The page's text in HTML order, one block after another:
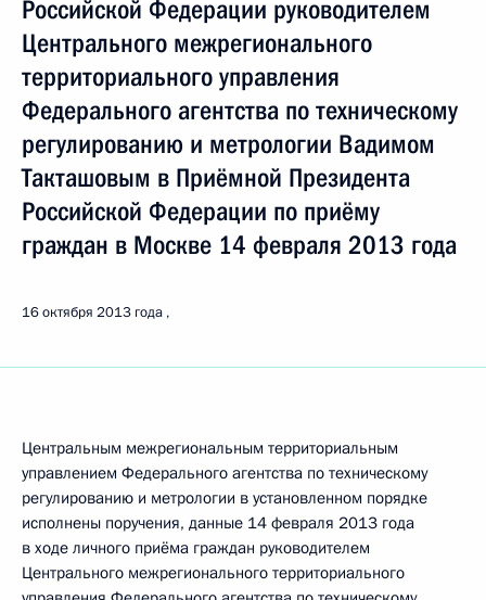
Российской Федерации руководителем
Центрального межрегионального
территориального управления
Федерального агентства по техническому
регулированию и метрологии Вадимом
Такташовым в Приёмной Президента
Российской Федерации по приёму
граждан в Москве 14 февраля 2013 года
16 октября 2013 года
Центральным межрегиональным территориальным
управлением Федерального агентства по техническому
регулированию и метрологии в установленном порядке
исполнены поручения, данные 14 февраля 2013 года
в ходе личного приёма граждан руководителем
Центрального межрегионального территориального